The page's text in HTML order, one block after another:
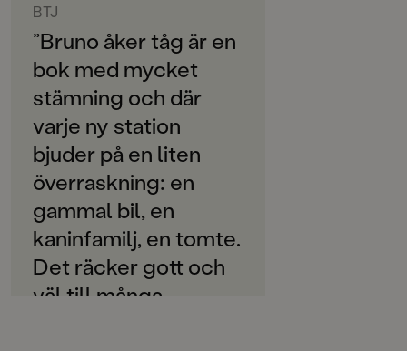
klurigt roliga och finstämda berättelser i
kartongboksformat som passar små läsare.
Svenska
SPRÅK
Svenska
SERIE
Bruno
PUBLICERINGSDATUM
2019-08-23
Produktion
PAPPER
Hongta
BTJ
”Bruno åker tåg är en
bok med mycket
stämning och där
varje ny station
bjuder på en liten
överraskning: en
gammal bil, en
kaninfamilj, en tomte.
Det räcker gott och
väl till många